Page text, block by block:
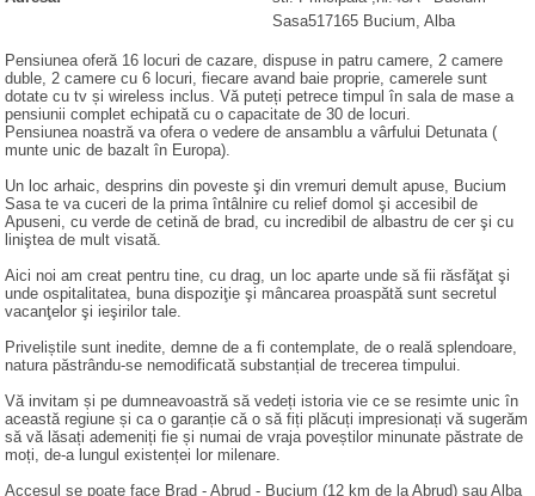
Sasa517165 Bucium, Alba
Pensiunea oferă 16 locuri de cazare, dispuse in patru camere, 2 camere
duble, 2 camere cu 6 locuri, fiecare avand baie proprie, camerele sunt
dotate cu tv și wireless inclus. Vă puteți petrece timpul în sala de mase a
pensiunii complet echipată cu o capacitate de 30 de locuri.
Pensiunea noastră va ofera o vedere de ansamblu a vârfului Detunata (
munte unic de bazalt în Europa).
Un loc arhaic, desprins din poveste şi din vremuri demult apuse, Bucium
Sasa te va cuceri de la prima întâlnire cu relief domol şi accesibil de
Apuseni, cu verde de cetină de brad, cu incredibil de albastru de cer şi cu
liniştea de mult visată.
Aici noi am creat pentru tine, cu drag, un loc aparte unde să fii răsfăţat şi
unde ospitalitatea, buna dispoziţie şi mâncarea proaspătă sunt secretul
vacanţelor şi ieşirilor tale.
Priveliștile sunt inedite, demne de a fi contemplate, de o reală splendoare,
natura păstrându-se nemodificată substanțial de trecerea timpului.
Vă invitam și pe dumneavoastră să vedeți istoria vie ce se resimte unic în
această regiune și ca o garanție că o să fiți plăcuți impresionați vă sugerăm
să vă lăsați ademeniți fie și numai de vraja poveștilor minunate păstrate de
moți, de-a lungul existenței lor milenare.
Accesul se poate face Brad - Abrud - Bucium (12 km de la Abrud) sau Alba